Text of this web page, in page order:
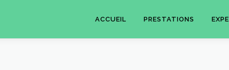
ACCUEIL PRESTATIONS